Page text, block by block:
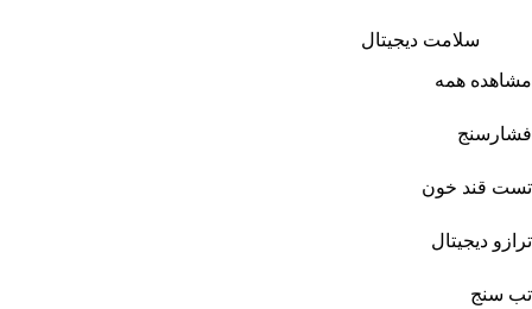
سلامت دیجیتال
مشاهده همه
فشارسنج
تست قند خون
ترازو دیجیتال
تب سنج